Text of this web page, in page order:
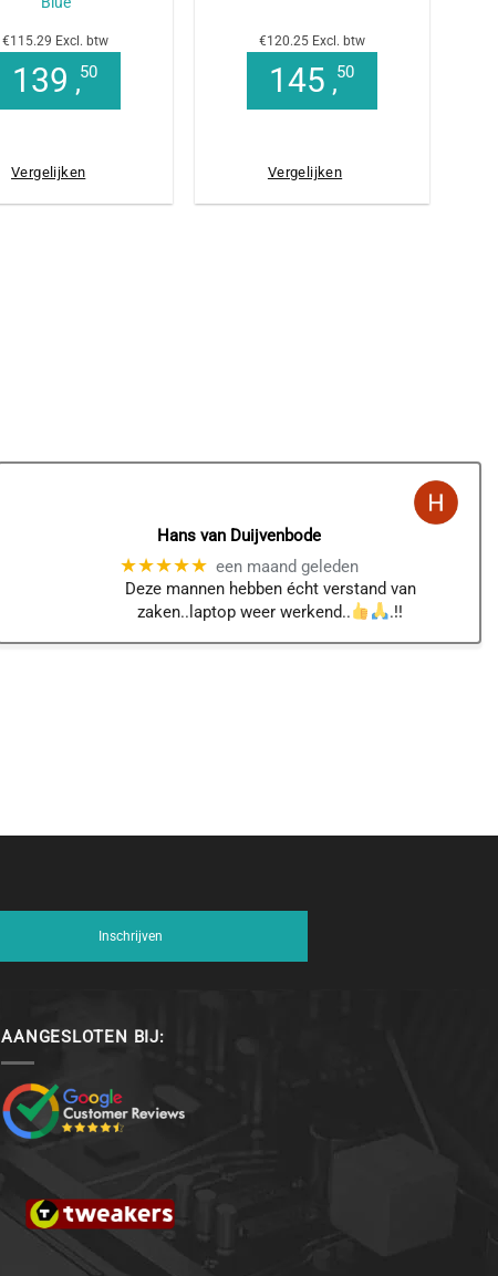
€115.29 Excl. btw
139 ,50
Vergelijken
€120.25 Excl. btw
145 ,50
Vergelijken
Hans van Duijvenbode
★★★★★ een maand geleden
Deze mannen hebben écht verstand van
zaken..laptop weer werkend..
.!!
Inschrijven
AANGESLOTEN BIJ: